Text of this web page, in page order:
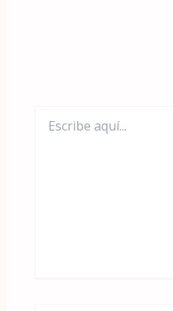
aquí...